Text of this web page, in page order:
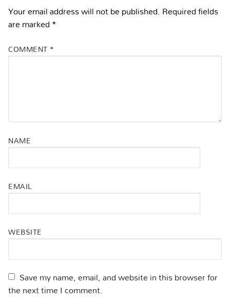
Your email address will not be published. Required fields
are marked*
COMMENT *
NAME
EMAIL
WEBSITE
Save my name, email, and website in this browser for
the next time I comment.